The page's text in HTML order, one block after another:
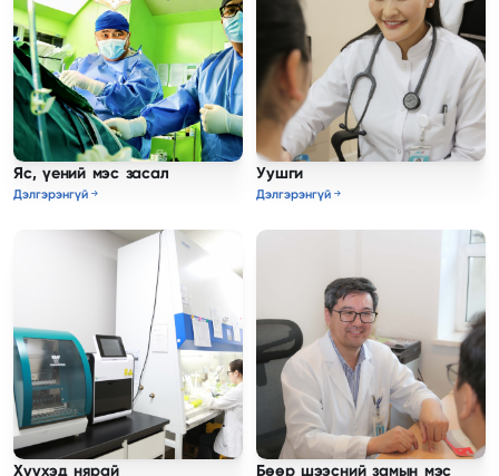
Яс, үений мэс засал
Дэлгэрэнгүй
Уушги
Дэлгэрэнгүй
Хүүхэд нярай
Бөөр шээсний замын мэс